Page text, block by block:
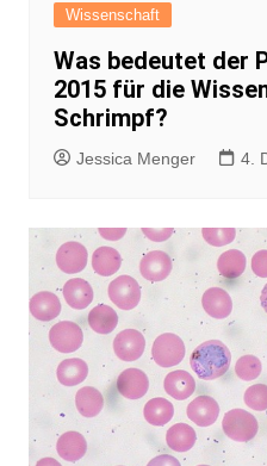
Wissenschaft
Was bedeutet der
2015 für die
Schrimpf?
Jessica Menger 4.